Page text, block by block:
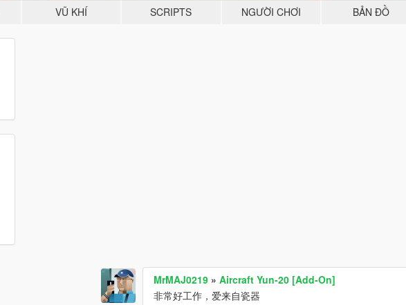
VŨ KHÍ SCRIPTS NGƯỜI CHƠI BẢN ĐỒ
MrMAJ0219 »Aircraft Yun-20 [Add-On]
非常好工作，爱来自瓷器